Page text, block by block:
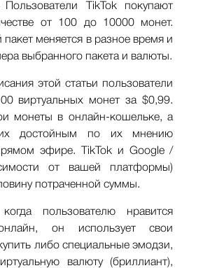
TikTok покупают
от 100 до 10000 монет.
пакет меняется в разное время и
выбранного пакета и валюты.
этой статьи пользователи
виртуальных монет за $0,99.
монеты в онлайн-кошельке, а
достойным по их мнению
эфире. TikTok и Google /
от вашей платформы)
потраченной суммы.
пользователю нравится
он использует свои
либо специальные эмодзи,
валюту (бриллиант),